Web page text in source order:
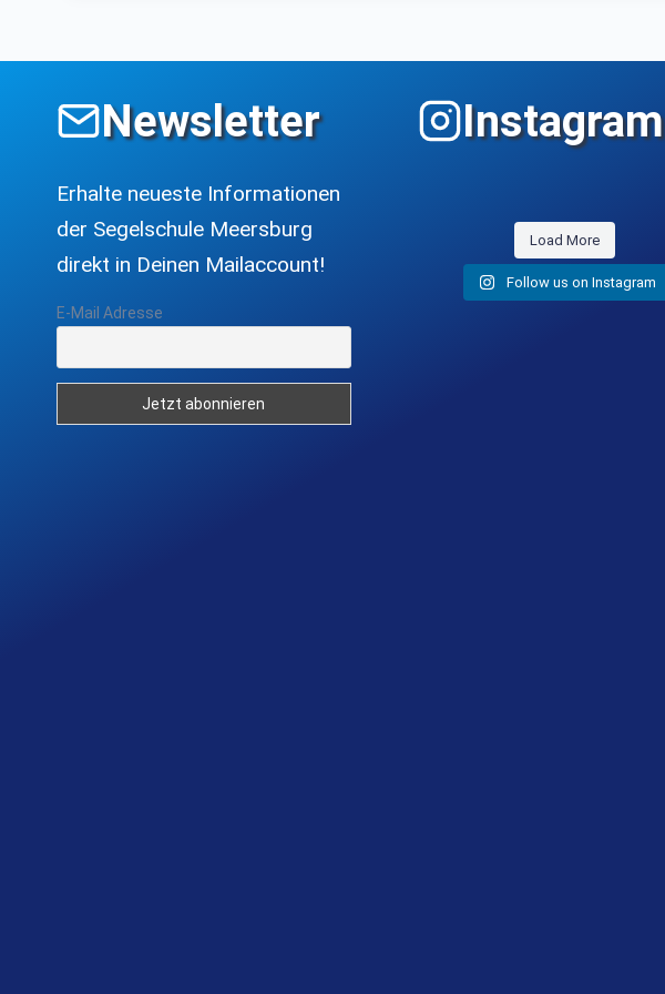
Newsletter
Erhalte neueste Informationen
der Segelschule Meersburg
direkt in Deinen Mailaccount!
E-Mail Adresse
Instagram
Load More
Follow us on Instagram